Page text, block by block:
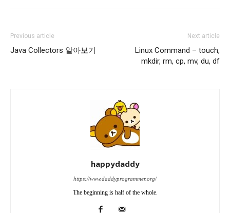
Previous article
Java Collectors 알아보기
Next article
Linux Command – touch,
mkdir, rm, cp, mv, du, df
happydaddy
https://www.daddyprogrammer.org/
The beginning is half of the whole.